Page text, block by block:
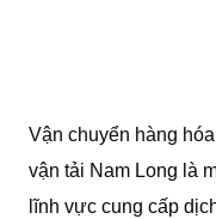
Vận chuyển hàng
vận tải Nam Long là
lĩnh vực cung cấp